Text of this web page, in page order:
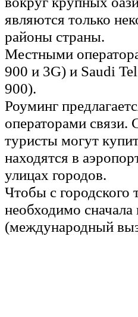
являются только
районы страны.
Местными
900 и 3G) и Saudi
900).
Роуминг
операторами
туристы могут
находятся в
улицах городов.
Чтобы с городского
необходимо
(международный